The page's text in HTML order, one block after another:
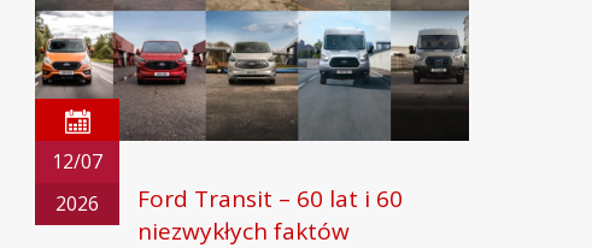
12/07
2026
Ford Transit – 60 lat i 60
niezwykłych faktów